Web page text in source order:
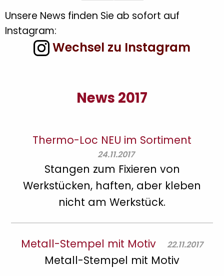
Unsere News finden Sie ab sofort auf
Instagram:
Wechsel zu Instagram
News 2017
Thermo-Loc NEU im Sortiment
24.11.2017
Stangen zum Fixieren von
Werkstücken, haften, aber kleben
nicht am Werkstück.
Metall-Stempel mit Motiv 22.11.2017
Metall-Stempel mit Motiv